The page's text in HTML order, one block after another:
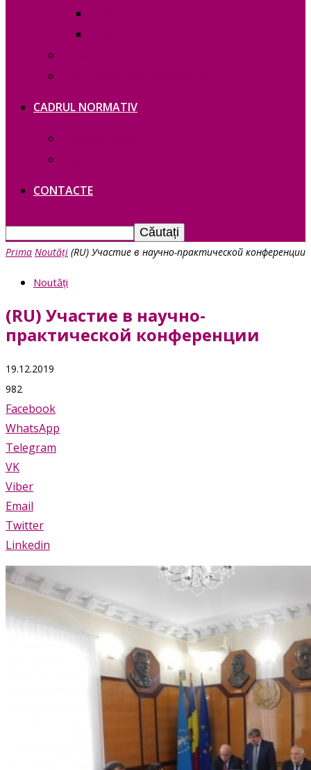
CADRUL NORMATIV
CONTACTE
Prima Noutăți (RU) Участие в научно-практической конференции
Noutăți
(RU) Участие в научно-
практической конференции
19.12.2019
982
Facebook
WhatsApp
Telegram
VK
Viber
Email
Twitter
Linkedin